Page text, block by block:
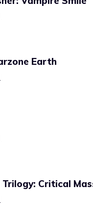
Earth
Trilogy: Critical